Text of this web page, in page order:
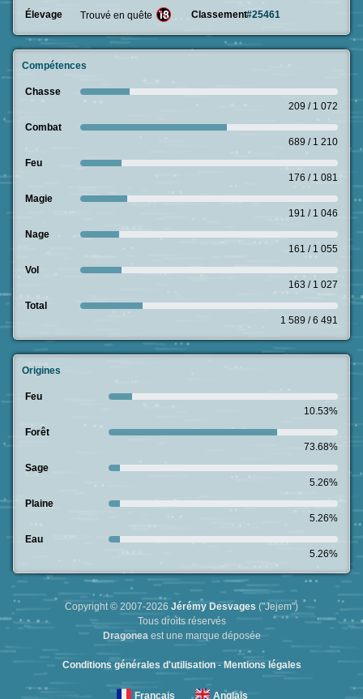
Élevage
Trouvé en quête Classement#25461
Compétences
Chasse
209 / 1 072
Combat
689 / 1 210
Feu
176 / 1 081
Magie
191 / 1 046
Nage
161 / 1 055
Vol
163 / 1 027
Total
1 589 / 6 491
Origines
Feu
10.53%
Forêt
73.68%
Sage
5.26%
Plaine
5.26%
Eau
5.26%
Copyright © 2007-2026 Jérémy Desvages ("Jejem")
Tous droits réservés
Dragoneaest une marque déposée
Conditions générales d'utilisation- Mentions légales
Français Anglais